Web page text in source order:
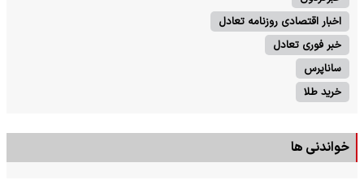
اخبار اقتصادی روزنامه تعادل
خبر فوری تعادل
ساناپرس
خرید طلا
خواندنی ها